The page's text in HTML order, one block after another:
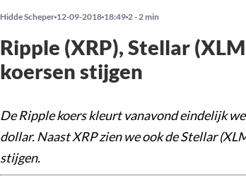
Hidde Scheper 12-09-2018 18:49 2 - 2 min
Ripple (XRP), Stellar
koersen stijgen
De Ripple koers kleurt vanavond eindelijk
dollar. Naast XRP zien we ook de Stellar
stijgen.